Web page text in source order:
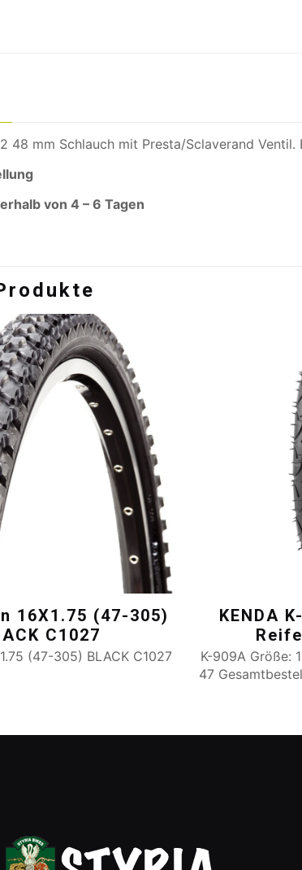
48 mm Schlauch mit Presta/Sclaverand
von 4 – 6 Tagen
16X1.75 (47-305)
C1027
(47-305) BLACK C1027
KENDA
K-909A Größe:
47